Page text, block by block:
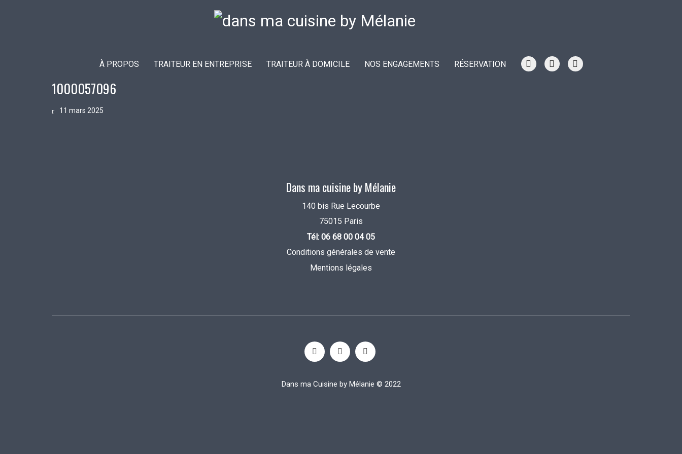
À PROPOS TRAITEUR EN ENTREPRISE TRAITEUR À DOMICILE NOS ENGAGEMENTS RÉSERVATION
1000057096
11 mars 2025
Dans ma cuisine by Mélanie
140 bis Rue Lecourbe
75015 Paris
Tél: 06 68 00 04 05
Conditions générales de vente
Mentions légales
Dans ma Cuisine by Mélanie © 2022